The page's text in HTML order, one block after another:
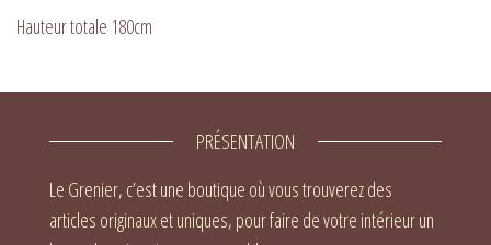
Hauteur totale 180cm
PRÉSENTATION
Le Grenier, c’est une boutique où vous trouverez des
articles originaux et uniques, pour faire de votre intérieur un